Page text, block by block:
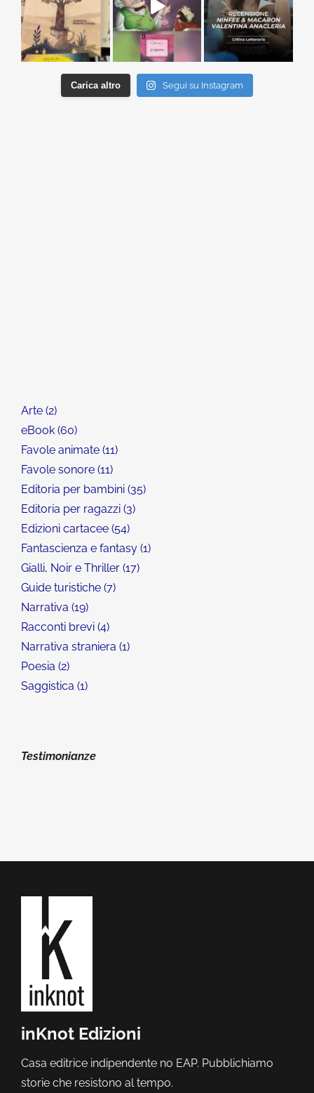
Carica altro Segui su Instagram
Arte 2
eBook 60
Favole animate 11
Favole sonore 11
Editoria per bambini 35
Editoria per ragazzi 3
Edizioni cartacee 54
Fantascienza e fantasy 1
Gialli, Noir e Thriller 17
Guide turistiche 7
Narrativa 19
Racconti brevi 4
Narrativa straniera 1
Poesia 2
Saggistica 1
Testimonianze
inKnot Edizioni
Casa editrice indipendente no EAP. Pubblichiamo
storie che resistono al tempo.